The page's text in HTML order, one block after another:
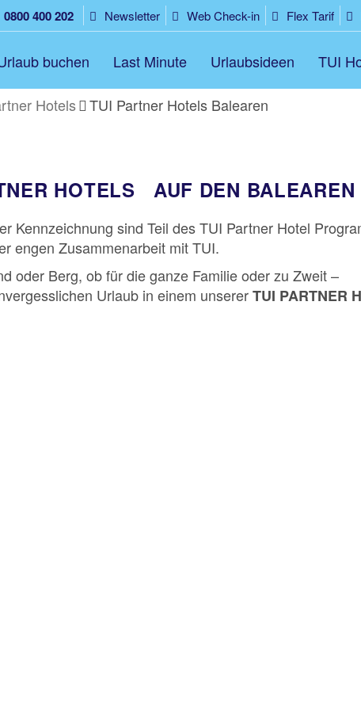
0800 400 202 Newsletter Web Check-in Flex Tarif
buchen
Last Minute Urlaubsideen TUI
Hotels TUI Partner Hotels Balearen
HOTELS AUF DEN BALEAREN
Kennzeichnung sind Teil des TUI Partner Hotel
engen Zusammenarbeit mit TUI.
oder Berg, ob für die ganze Familie oder zu Zweit –
Urlaub in einem unsererTUI PARTNER